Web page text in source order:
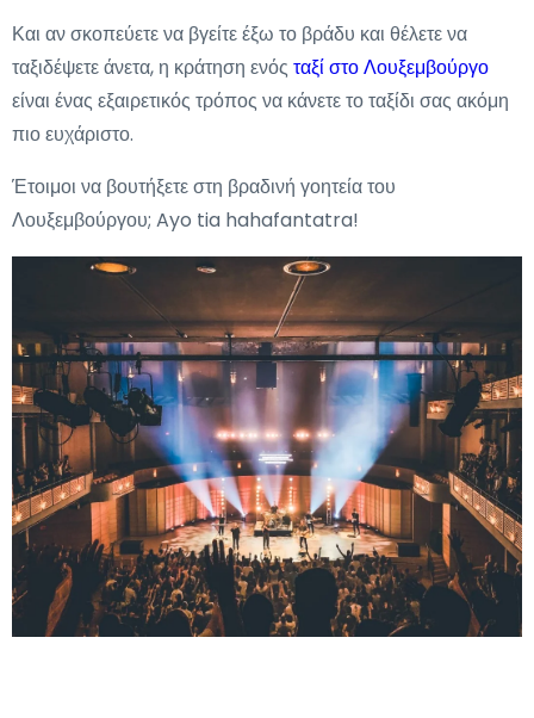
Και αν σκοπεύετε να βγείτε έξω το βράδυ και θέλετε να
ταξιδέψετε άνετα, η κράτηση ενός ταξί στο Λουξεμβούργο
είναι ένας εξαιρετικός τρόπος να κάνετε το ταξίδι σας ακόμη
πιο ευχάριστο.
Έτοιμοι να βουτήξετε στη βραδινή γοητεία του
Λουξεμβούργου; Ayo tia hahafantatra!